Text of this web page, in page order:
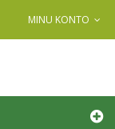
MINU KONTO